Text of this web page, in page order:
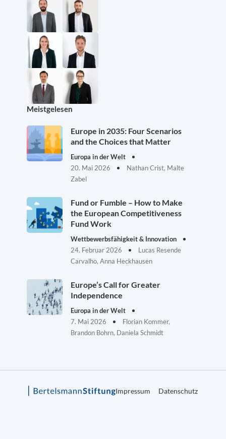
Meistgelesen
Europe in 2035: Four Scenarios
and the Choices that Matter
Europa in der Welt
20. Mai 2026
Nathan Crist, Malte
Zabel
Fund or Fumble – How to Make
the European Competitiveness
Fund Work
Wettbewerbsfähigkeit & Innovation
24. Februar 2026
Lucas Resende
Carvalho, Anna Heckhausen
Europe’s Call for Greater
Independence
Europa in der Welt
7. Mai 2026
Florian Kommer,
Brandon Bohrn, Daniela Schmidt
Impressum Datenschutz